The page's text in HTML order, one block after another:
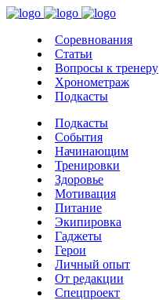
Соревнования
Статьи
Вопросы к тренеру
Хронометраж
Подкасты
Подкасты
События
Начинающим
Тренировки
Здоровье
Мотивация
Питание
Экипировка
Гаджеты
Герои
Личный опыт
От редакции
Спецпроект